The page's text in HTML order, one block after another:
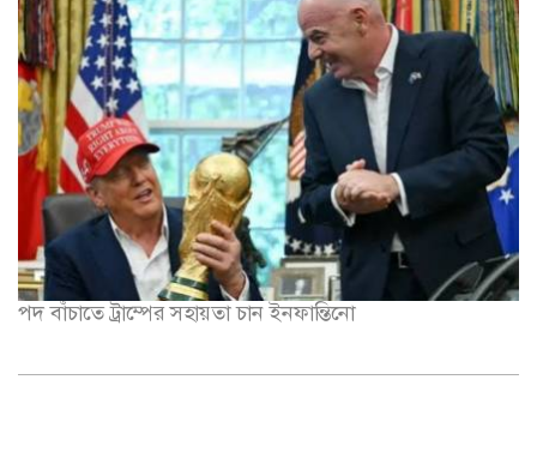
পদ বাঁচাতে ট্রাম্পের সহায়তা চান ইনফান্তিনো